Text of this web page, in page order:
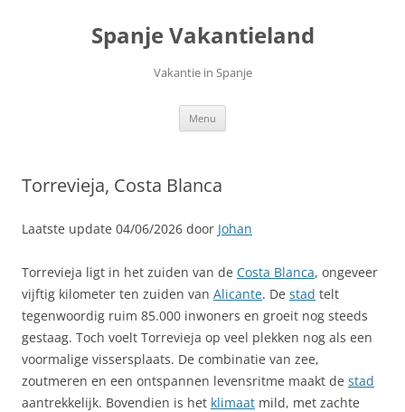
Spanje Vakantieland
Vakantie in Spanje
Menu
Torrevieja, Costa Blanca
Laatste update 04/06/2026 door Johan
Torrevieja ligt in het zuiden van de Costa Blanca, ongeveer
vijftig kilometer ten zuiden van Alicante. De stad telt
tegenwoordig ruim 85.000 inwoners en groeit nog steeds
gestaag. Toch voelt Torrevieja op veel plekken nog als een
voormalige vissersplaats. De combinatie van zee,
zoutmeren en een ontspannen levensritme maakt de stad
aantrekkelijk. Bovendien is het klimaat mild, met zachte